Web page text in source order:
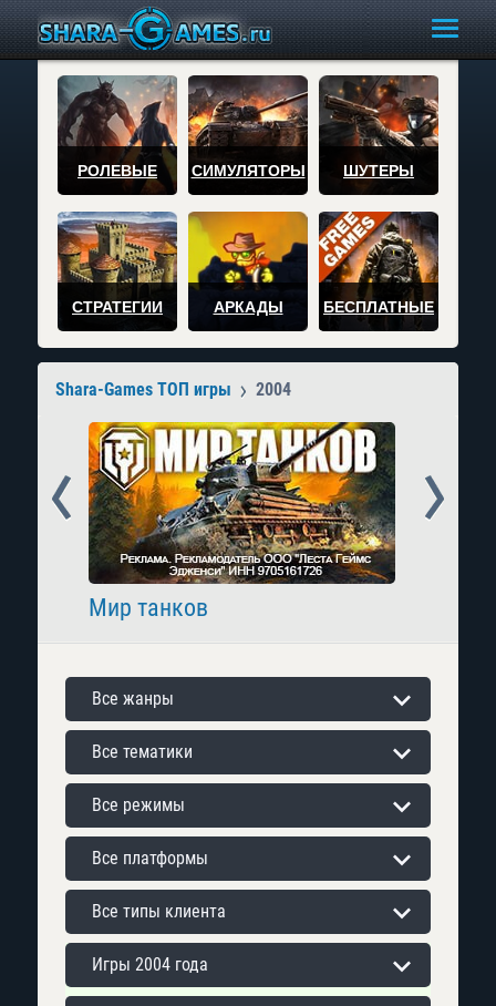
РОЛЕВЫЕ СИМУЛЯТОРЫ ШУТЕРЫ
СТРАТЕГИИ АРКАДЫ БЕСПЛАТНЫЕ
Shara-Games ТОП игры 2004
Мир танков
Prev
Все жанры
Все тематики
Все режимы
Все платформы
Все типы клиента
Игры 2004 года